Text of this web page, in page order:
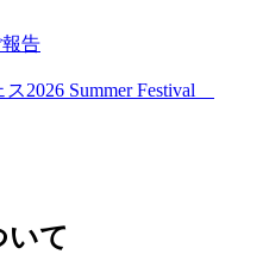
告
2026 Summer Festival
いて